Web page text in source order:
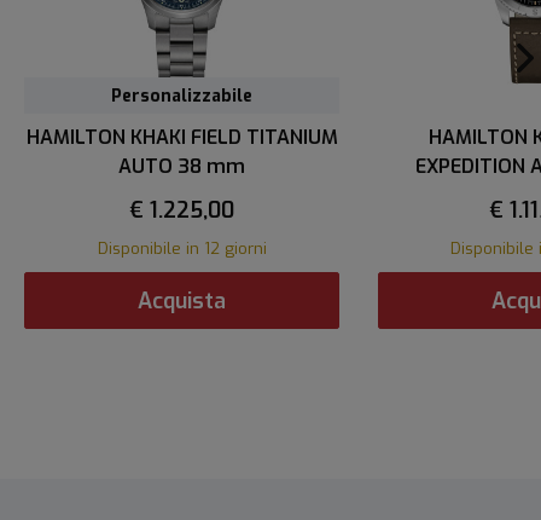
Personalizzabile
HAMILTON KHAKI FIELD TITANIUM
AUTO 38 mm
€ 1.225,00
Disponibile in 12 giorni
Acquista
HAMILTON
EXPEDITION
€
Disponibile